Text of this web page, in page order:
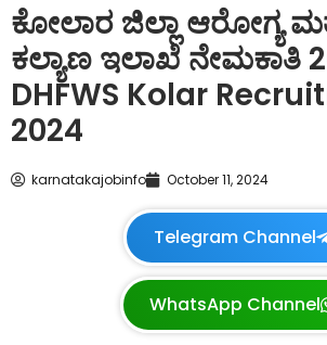
ಕೋಲಾರ ಜಿಲ್ಲಾ ಆರೋಗ್ಯ
ಕಲ್ಯಾಣ ಇಲಾಖೆ ನೇಮಕಾತಿ
DHFWS Kolar
2024
karnatakajobinfo October 11, 2024
Telegram Channel
WhatsApp Channel